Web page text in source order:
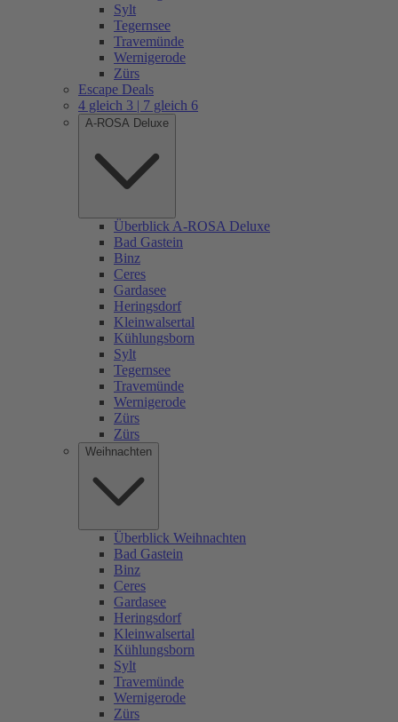
Sylt
Tegernsee
Travemünde
Wernigerode
Zürs
Escape Deals
4 gleich 3 | 7 gleich 6
A-ROSA Deluxe
Überblick A-ROSA Deluxe
Bad Gastein
Binz
Ceres
Gardasee
Heringsdorf
Kleinwalsertal
Kühlungsborn
Sylt
Tegernsee
Travemünde
Wernigerode
Zürs
Zürs
Weihnachten
Überblick Weihnachten
Bad Gastein
Binz
Ceres
Gardasee
Heringsdorf
Kleinwalsertal
Kühlungsborn
Sylt
Travemünde
Wernigerode
Zürs